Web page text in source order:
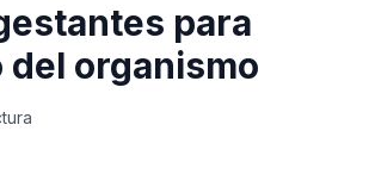
para
organismo